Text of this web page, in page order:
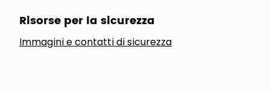
Risorse per la sicurezza
Immagini e contatti di sicurezza